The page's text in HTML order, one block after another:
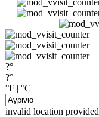
?°
?°
°F | °C
invalid location provided